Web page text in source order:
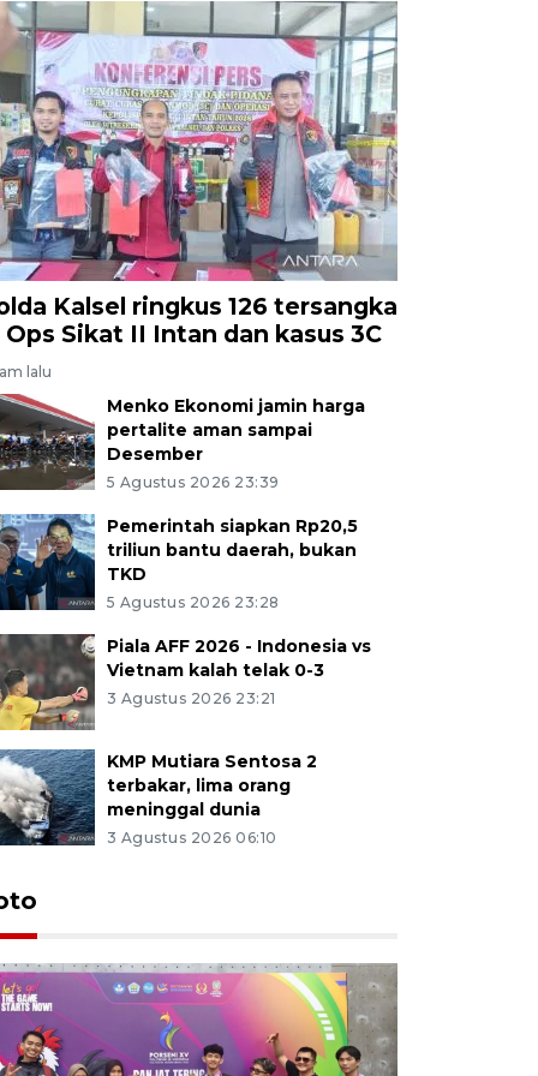
Kalsel ringkus 126 tersangka
Ops Sikat II Intan dan kasus 3C
lalu
Menko Ekonomi jamin harga
pertalite aman sampai
Desember
5 Agustus 2026 23:39
Pemerintah siapkan Rp20,5
triliun bantu daerah, bukan
TKD
5 Agustus 2026 23:28
Piala AFF 2026 - Indonesia vs
Vietnam kalah telak 0-3
3 Agustus 2026 23:21
KMP Mutiara Sentosa 2
terbakar, lima orang
meninggal dunia
3 Agustus 2026 06:10